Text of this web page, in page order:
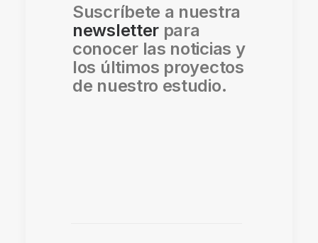
Suscríbete a nuestra
newsletter para
conocer las noticias y
los últimos proyectos
de nuestro estudio.